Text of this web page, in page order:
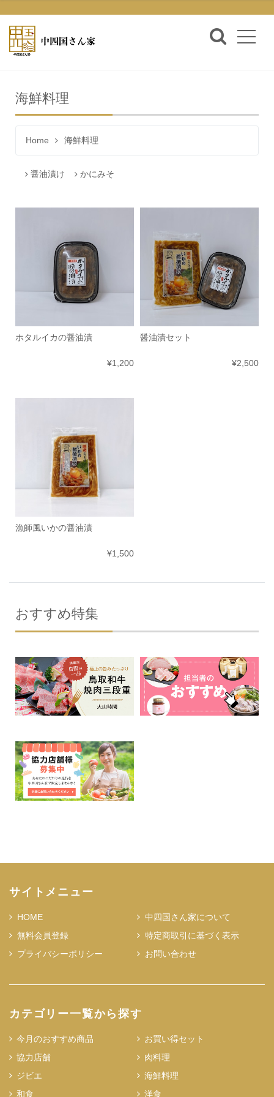
海鮮料理
Home 海鮮料理
醤油漬け かにみそ
ホタルイカの醤油漬
¥1,200
醤油漬セット
¥2,500
漁師風いかの醤油漬
¥1,500
おすすめ特集
サイトメニュー
HOME
中四国さん家について
無料会員登録
特定商取引に基づく表示
プライバシーポリシー
お問い合わせ
カテゴリー一覧から探す
今月のおすすめ商品
お買い得セット
協力店舗
肉料理
ジビエ
海鮮料理
和食
洋食